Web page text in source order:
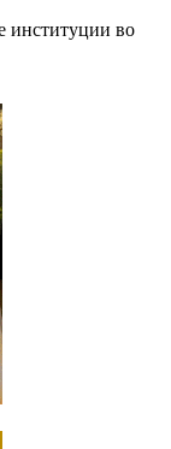
институции во